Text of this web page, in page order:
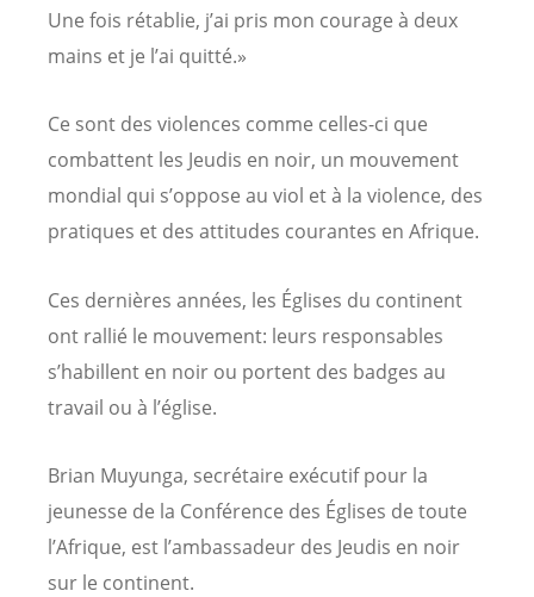
Une fois rétablie, j’ai pris mon courage à deux
mains et je l’ai quitté.»
Ce sont des violences comme celles-ci que
combattent les Jeudis en noir, un mouvement
mondial qui s’oppose au viol et à la violence, des
pratiques et des attitudes courantes en Afrique.
Ces dernières années, les Églises du continent
ont rallié le mouvement: leurs responsables
s’habillent en noir ou portent des badges au
travail ou à l’église.
Brian Muyunga, secrétaire exécutif pour la
jeunesse de la Conférence des Églises de toute
l’Afrique, est l’ambassadeur des Jeudis en noir
sur le continent.